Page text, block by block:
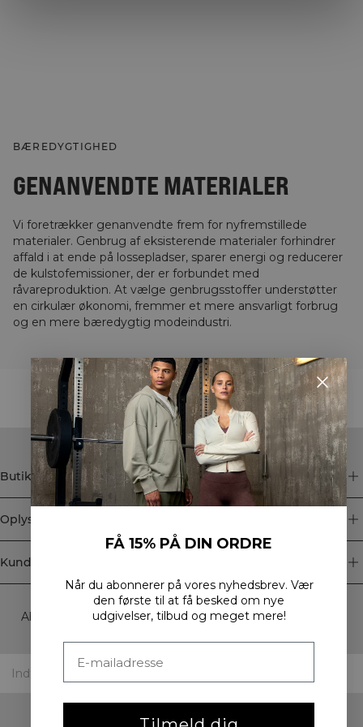
BÆREDYGTIGHED
GENANVENDTE MATERIALER
Vi foretrækker genanvendte frem for nyfremstillede
materialer. Genbrug af eksisterende materialer forhindrer
affald i at ende på lossepladser, sparer energi og reducerer
de kulstofemissioner, der er forbundet med
råvareproduktion. At vælge genbrugsstoffer understøtter
en cirkulær økonomi, fremmer et mere ansvarligt forbrug
og en mere bæredygtig modeindustri.
STYLE WITH
Butik
Oplysninger
Kundeservice
Newsletter
Abonner på vores nyhedsbrev! Få eksklusive tilbud, vores
FÅ 15% PÅ DIN ORDRE
Når du abonnerer på vores nyhedsbrev. Vær
den første til at få besked om nye
udgivelser, tilbud og meget mere!